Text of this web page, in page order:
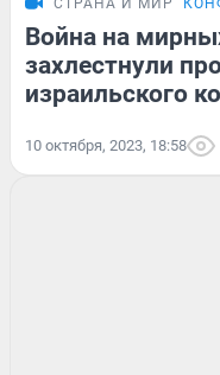
СТРАНА И МИР
Война на
захлестнули
израильского
10 октября, 2023, 18:58